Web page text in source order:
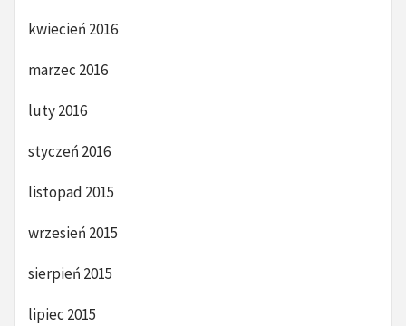
kwiecień 2016
marzec 2016
luty 2016
styczeń 2016
listopad 2015
wrzesień 2015
sierpień 2015
lipiec 2015